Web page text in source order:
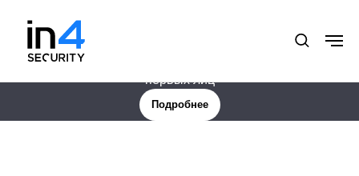
Новая услуга: Цифровая защита менеджмента и
первых лиц
Подробнее